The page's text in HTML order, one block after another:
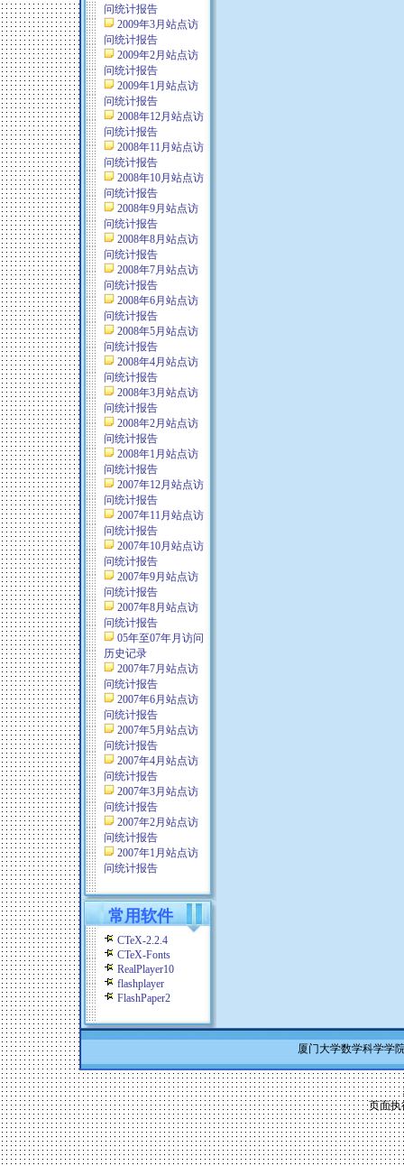
问统计报告
2009年3月站点访
问统计报告
2009年2月站点访
问统计报告
2009年1月站点访
问统计报告
2008年12月站点访
问统计报告
2008年11月站点访
问统计报告
2008年10月站点访
问统计报告
2008年9月站点访
问统计报告
2008年8月站点访
问统计报告
2008年7月站点访
问统计报告
2008年6月站点访
问统计报告
2008年5月站点访
问统计报告
2008年4月站点访
问统计报告
2008年3月站点访
问统计报告
2008年2月站点访
问统计报告
2008年1月站点访
问统计报告
2007年12月站点访
问统计报告
2007年11月站点访
问统计报告
2007年10月站点访
问统计报告
2007年9月站点访
问统计报告
2007年8月站点访
问统计报告
05年至07年月访问
历史记录
2007年7月站点访
问统计报告
2007年6月站点访
问统计报告
2007年5月站点访
问统计报告
2007年4月站点访
问统计报告
2007年3月站点访
问统计报告
2007年2月站点访
问统计报告
2007年1月站点访
问统计报告
常用软件
CTeX-2.2.4
CTeX-Fonts
RealPlayer10
flashplayer
FlashPaper2
厦门大学数学科学学
页面执